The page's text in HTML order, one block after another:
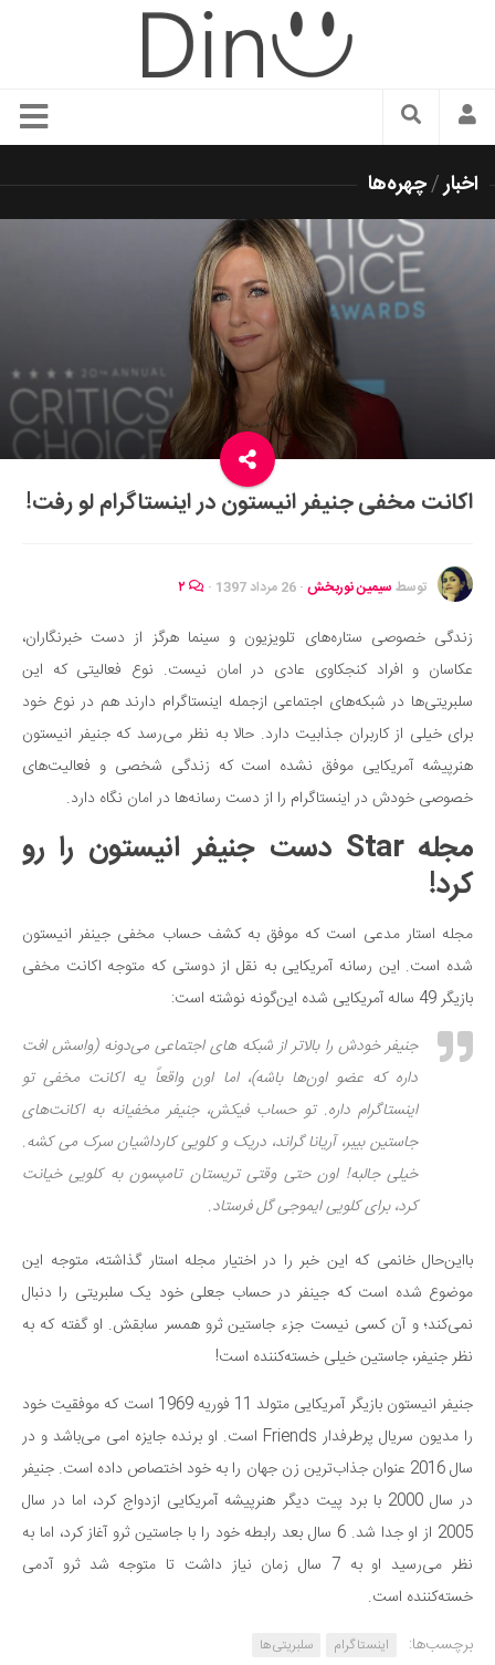
سبک زندگی
زیبایی و آرایش
شیک پوشی
دکوراسیون و چیدمان
رستوران گردی
آشپزی
سفر و گردشگری
ایران گردی
رابطه، عشق و ازدواج
سلامت
تغذیه سالم
بهداشت
بیماری و درمان
کودک و مادر
ورزش و تندرستی
روانشناسی
فرهنگ و هنر
سینما و تئاتر
موسیقی
چهره‌ها
عکاسی و هنرهای تجسمی
کتاب و کتاب‌خوانی
تاریخ
معماری
علمی
فناوری‌ها
نجوم و هوا فضا
زمین و محیط زیست
خودرو
سرگرمی
دانستنی‌ها
طنز
اخبار/چهره‌ها
اکانت مخفی جنیفر انیستون در اینستاگرام لو رفت!
توسط سیمین نوربخش · 26 مرداد 1397 ·
زندگی خصوصی ستاره‌های تلویزیون و سینما هرگز از دست خبرنگاران،
عکاسان و افراد کنجکاوی عادی در امان نیست. نوع فعالیتی که این
سلبریتی‌ها در شبکه‌های اجتماعی ازجمله اینستاگرام دارند هم در نوع خود
برای خیلی از کاربران جذابیت دارد. حالا به نظر می‌رسد که جنیفر انیستون
هنرپیشه آمریکایی موفق نشده است که زندگی شخصی و فعالیت‌های
خصوصی خودش در اینستاگرام را از دست رسانه‌ها در امان نگاه دارد.
مجله Star دست جنیفر انیستون را رو
کرد!
مجله استار مدعی است که موفق به کشف حساب مخفی جینفر انیستون
شده است. این رسانه آمریکایی به نقل از دوستی که متوجه اکانت مخفی
بازیگر 49 ساله آمریکایی شده این‌گونه نوشته است:
جنیفر خودش را بالاتر از شبکه های اجتماعی می‌دونه (واسش افت
داره که عضو اون‌ها باشه)، اما اون واقعاً یه اکانت مخفی تو
اینستاگرام داره. تو حساب فیکش، جنیفر مخفیانه به اکانت‌های
جاستین بیبر، آریانا گراند، دریک و کلویی کارداشیان سرک می کشه.
خیلی جالبه! اون حتی وقتی تریستان تامپسون به کلویی خیانت
کرد، برای کلویی ایموجی گل فرستاد.
بااین‌حال خانمی که این خبر را در اختیار مجله استار گذاشته، متوجه این
موضوع شده است که جینفر در حساب جعلی خود یک سلبریتی را دنبال
نمی‌کند؛ و آن کسی نیست جزء جاستین ثرو همسر سابقش. او گفته که به
نظر جنیفر، جاستین خیلی خسته‌کننده است!
جنیفر انیستون بازیگر آمریکایی متولد 11 فوریه 1969 است که موفقیت خود
را مدیون سریال پرطرفدار Friends است. او برنده جایزه امی می‌باشد و در
سال 2016 عنوان جذاب‌ترین زن جهان را به خود اختصاص داده است. جنیفر
در سال 2000 با برد پیت دیگر هنرپیشه آمریکایی ازدواج کرد، اما در سال
2005 از او جدا شد. 6 سال بعد رابطه خود را با جاستین ثرو آغاز کرد، اما به
نظر می‌رسید او به 7 سال زمان نیاز داشت تا متوجه شد ثرو آدمی
خسته‌کننده است.
برچسب‌ها:
اینستاگرام سلبریتی‌ها